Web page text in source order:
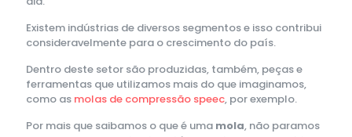
Existem indústrias de diversos segmentos e isso contribui
consideravelmente para o crescimento do país.
Dentro deste setor são produzidas, também, peças e
ferramentas que utilizamos mais do que imaginamos,
como as molas de compressão speec, por exemplo.
Por mais que saibamos o que é uma mola, não paramos